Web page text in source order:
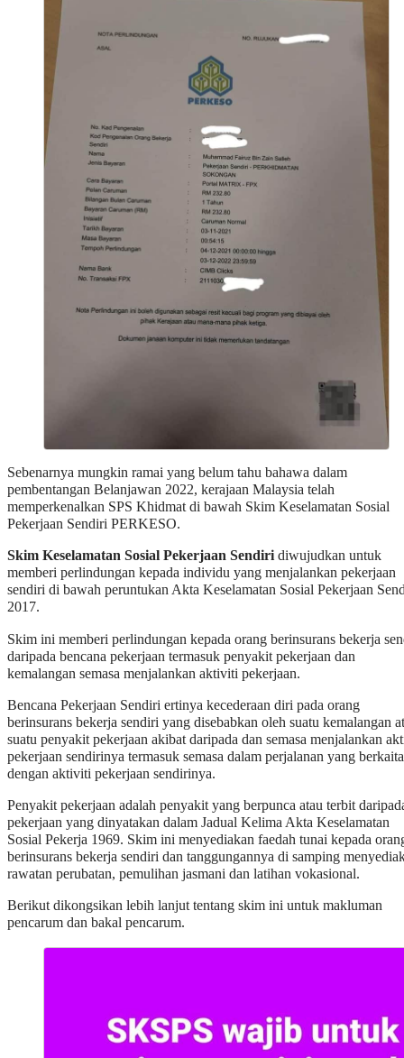
Sebenarnya mungkin ramai yang belum tahu bahawa dalam
pembentangan Belanjawan 2022, kerajaan Malaysia telah
memperkenalkan SPS Khidmat di bawah Skim Keselamatan Sosial
Pekerjaan Sendiri PERKESO.
Skim Keselamatan Sosial Pekerjaan Sendiridiwujudkan untuk
memberi perlindungan kepada individu yang menjalankan pekerjaan
sendiri di bawah peruntukan Akta Keselamatan Sosial Pekerjaan
2017.
Skim ini memberi perlindungan kepada orang berinsurans bekerja
daripada bencana pekerjaan termasuk penyakit pekerjaan dan
kemalangan semasa menjalankan aktiviti pekerjaan.
Bencana Pekerjaan Sendiri ertinya kecederaan diri pada orang
berinsurans bekerja sendiri yang disebabkan oleh suatu kemalangan
suatu penyakit pekerjaan akibat daripada dan semasa menjalankan
pekerjaan sendirinya termasuk semasa dalam perjalanan yang
dengan aktiviti pekerjaan sendirinya.
Penyakit pekerjaan adalah penyakit yang berpunca atau terbit
pekerjaan yang dinyatakan dalam Jadual Kelima Akta Keselamatan
Sosial Pekerja 1969. Skim ini menyediakan faedah tunai kepada
berinsurans bekerja sendiri dan tanggungannya di samping
rawatan perubatan, pemulihan jasmani dan latihan vokasional.
Berikut dikongsikan lebih lanjut tentang skim ini untuk makluman
pencarum dan bakal pencarum.